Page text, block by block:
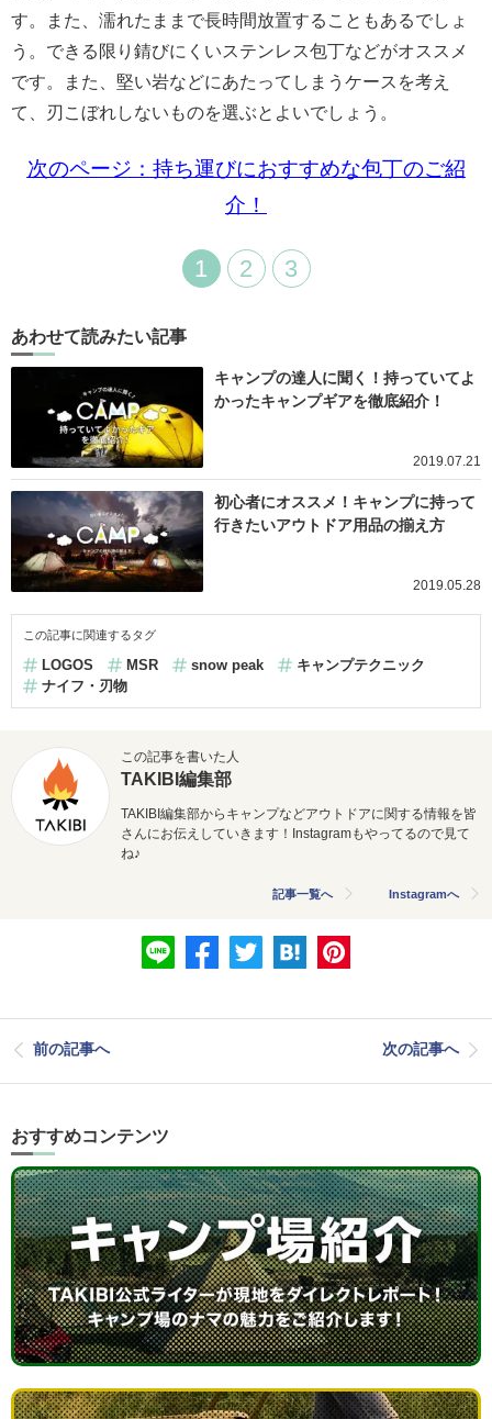
す。また、濡れたままで長時間放置することもあるでしょ
う。できる限り錆びにくいステンレス包丁などがオススメ
です。また、堅い岩などにあたってしまうケースを考え
て、刃こぼれしないものを選ぶとよいでしょう。
次のページ：持ち運びにおすすめな包丁のご紹
介！
1 2 3
あわせて読みたい記事
キャンプの達人に聞く！持っていてよ
かったキャンプギアを徹底紹介！
2019.07.21
初心者にオススメ！キャンプに持って
行きたいアウトドア用品の揃え方
2019.05.28
この記事に関連するタグ
LOGOS MSR snow peak
キャンプテクニック
ナイフ・刃物
この記事を書いた人
TAKIBI編集部
TAKIBI編集部からキャンプなどアウトドアに関する情報を皆
さんにお伝えしていきます！Instagramもやってるので見て
ね♪
記事一覧へ Instagramへ
前の記事へ 次の記事へ
おすすめコンテンツ